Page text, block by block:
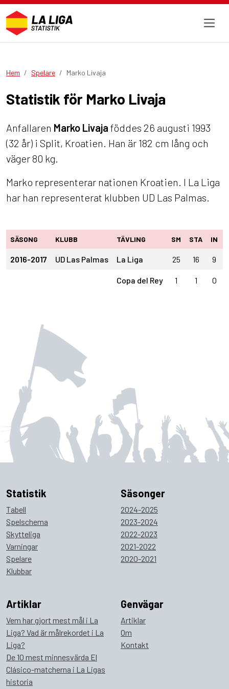
Hem Spelare Marko Livaja
Statistik för Marko Livaja
Anfallaren Marko Livaja föddes 26 augusti 1993
(32 år) i Split, Kroatien. Han är 182 cm lång och
väger 80 kg.
Marko representerar nationen Kroatien. I La Liga
har han representerat klubben UD Las Palmas.
SÄSONG KLUBB TÄVLING SM STA IN
2016-2017 UD Las Palmas La Liga 25 16 9
Copa del Rey 1 1 0
Statistik
Tabell
Spelschema
Skytteliga
Varningar
Spelare
Klubbar
Säsonger
2024-2025
2023-2024
2022-2023
2021-2022
2020-2021
Artiklar
Vem har gjort mest mål i La
Liga? Vad är målrekordet i La
Liga?
De 10 mest minnesvärda El
Clásico-matcherna i La Ligas
historia
Genvägar
Artiklar
Om
Kontakt